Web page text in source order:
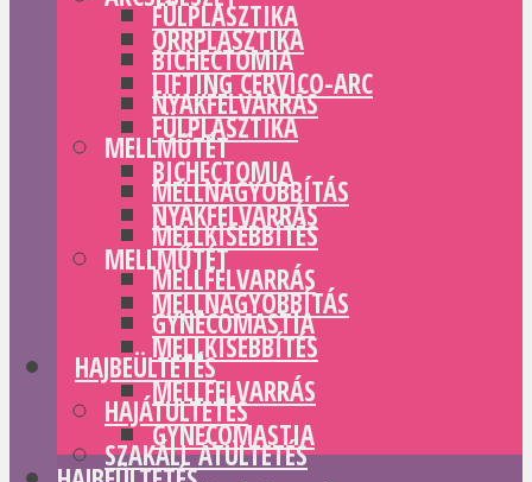
FÜLPLASZTIKA
BICHECTOMIA
NYAKFELVARRÁS
MELLMŰTÉT
MELLNAGYOBBÍTÁS
MELLKISEBBÍTÉS
MELLFELVARRÁS
GYNECOMASTIA
HAJBEÜLTETÉS
HAJÁTÜLTETÉS
SZAKÁLL ÁTÜLTETÉS
ORRPLASZTIKA
LIFTING CERVICO-ARC
FÜLPLASZTIKA
BICHECTOMIA
NYAKFELVARRÁS
MELLMŰTÉT
MELLNAGYOBBÍTÁS
MELLKISEBBÍTÉS
MELLFELVARRÁS
GYNECOMASTIA